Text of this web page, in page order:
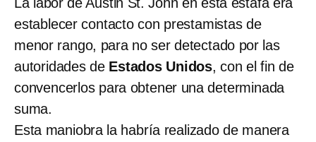
establecer contacto con prestamistas de
menor rango, para no ser detectado por las
autoridades de Estados Unidos, con el fin de
convencerlos para obtener una determinada
suma.
Esta maniobra la habría realizado de manera